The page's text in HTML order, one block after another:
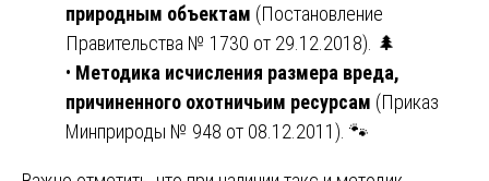
природным объектам (Постановление
Правительства № 1730 от 29.12.2018). 🌲
• Методика исчисления размера вреда,
причиненного охотничьим ресурсам (Приказ
Минприроды № 948 от 08.12.2011). 🐾